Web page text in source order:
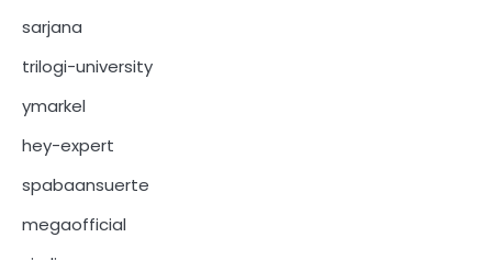
sarjana
trilogi-university
ymarkel
hey-expert
spabaansuerte
megaofficial